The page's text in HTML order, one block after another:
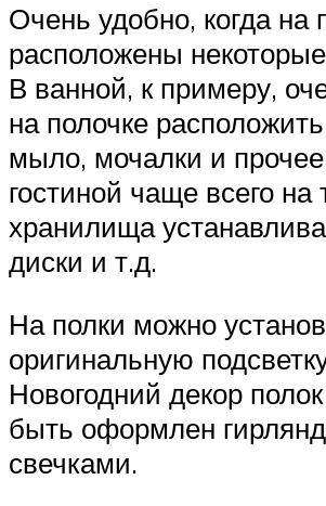
Очень удобно, когда на
расположены
В ванной, к примеру,
на полочке
мыло, мочалки и
гостиной чаще всего на
хранилища
диски и т.д.
На полки можно
оригинальную
Новогодний декор
быть оформлен
свечками.